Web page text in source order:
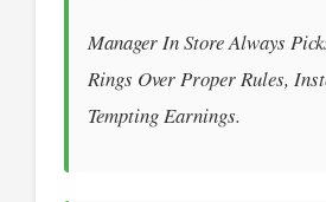
Manager In Store Always
Rings Over Proper Rules,
Tempting Earnings.